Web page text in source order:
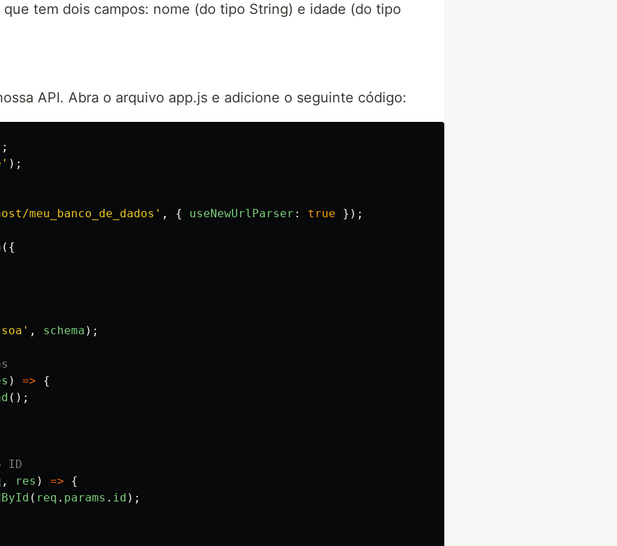
tem dois campos: nome (do tipo String) e idade (do tipo
API. Abra o arquivo app.js e adicione o seguinte código:
' );
meu_banco_de_dados ' , { useNewUrlParser : true });
({
' , schema );
) =>
{
();
ID
, res ) =>
{
( req . params . id );